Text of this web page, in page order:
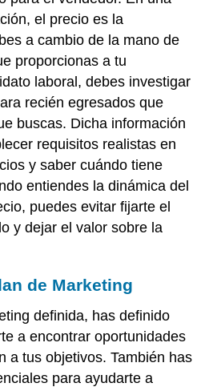
el precio es la
a cambio de la mano de
proporcionas a tu
laboral, debes investigar
recién egresados que
buscas. Dicha información
requisitos realistas en
y saber cuándo tiene
entiendes la dinámica del
puedes evitar fijarte el
y dejar el valor sobre la
de Marketing
definida, has definido
a encontrar oportunidades
a tus objetivos. También has
para ayudarte a